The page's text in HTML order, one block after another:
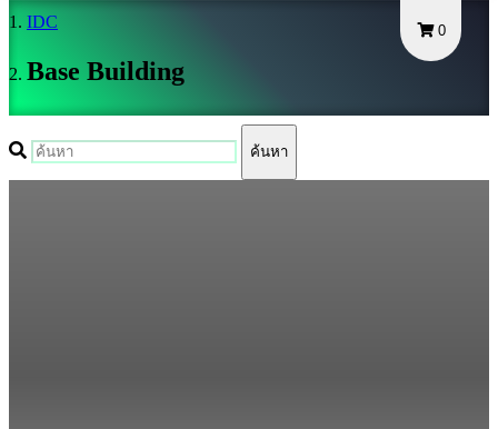
รหัส
ผ่าน
เปลี่ยน
ภาษา
AR
0
IDC
Base Building
ค้นหา